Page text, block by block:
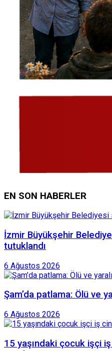
EN SON HABERLER
İzmir Büyükşehir
tutuklandı
6 Ağustos 2026
Şam’da patlama: Ölü ve
6 Ağustos 2026
15 yaşındaki çocuk işçi